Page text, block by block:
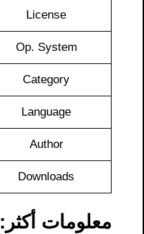
License
Op. System
Category
Language
Author
Downloads
معلومات أكثر: